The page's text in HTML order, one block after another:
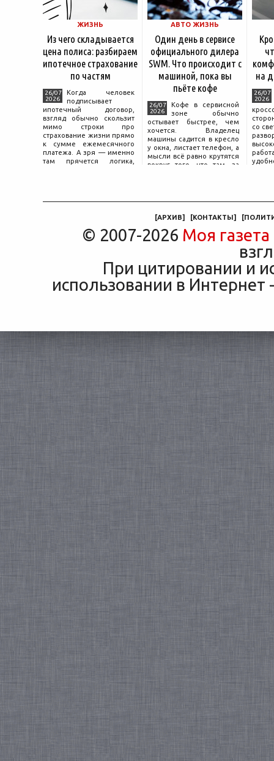
ЖИЗНЬ
Из чего складывается
цена полиса: разбираем
ипотечное страхование
по частям
26/07
2026
Когда человек
подписывает
ипотечный договор,
взгляд обычно скользит
мимо строки про
страхование жизни прямо
к сумме ежемесячного
платежа. А зря — именно
там прячется логика,
АВТО ЖИЗНЬ
Один день в сервисе
официального дилера
SWM. Что происходит с
машиной, пока вы
пьёте кофе
26/07
2026
Кофе в сервисной
зоне обычно
остывает быстрее, чем
хочется. Владелец
машины садится в кресло
у окна, листает телефон, а
мысли всё равно крутятся
вокруг того, что там, за
на
26/07
2026
со
[АРХИВ] [КОНТАКТЫ] [
© 2007-2026 Моя газета
При цитировании и
использовании в Интернет